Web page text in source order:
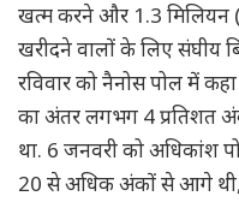
खत्म करने और 1.3 मिलियन
खरीदने वालों के लिए संघीय
रविवार को नैनोस पोल में कहा
का अंतर लगभग 4 प्रतिशत
था. 6 जनवरी को अधिकांश
20 से अधिक अंकों से आगे थी,